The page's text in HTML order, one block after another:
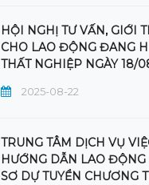
HỘI NGHỊ TƯ VẤN, GIỚI
CHO LAO ĐỘNG ĐANG
THẤT NGHIỆP NGÀY 18/
2025-08-22
TRUNG TÂM DỊCH VỤ
HƯỚNG DẪN LAO
SƠ DỰ TUYỂN CHƯƠNG